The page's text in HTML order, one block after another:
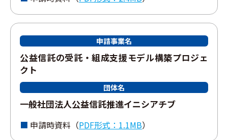
申請事業名
公益信託の受託・組成⽀援モデル構築プロジェ
クト
団体名
⼀般社団法⼈公益信託推進イニシアチブ
申請時資料（PDF形式：1.1MB）